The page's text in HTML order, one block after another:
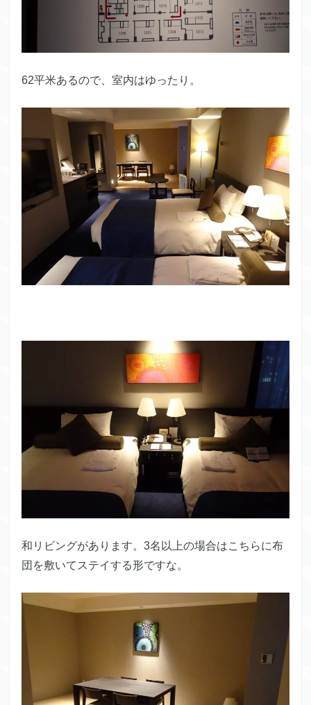
62平米あるので、室内はゆったり。
和リビングがあります。3名以上の場合はこちらに布
団を敷いてステイする形ですな。